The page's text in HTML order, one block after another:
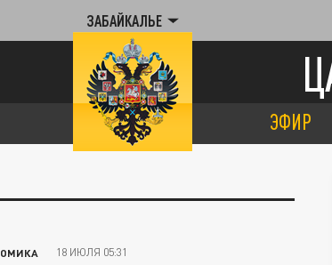
ЗАБАЙКАЛЬЕ
ЭФИР
18 ИЮЛЯ 05:31